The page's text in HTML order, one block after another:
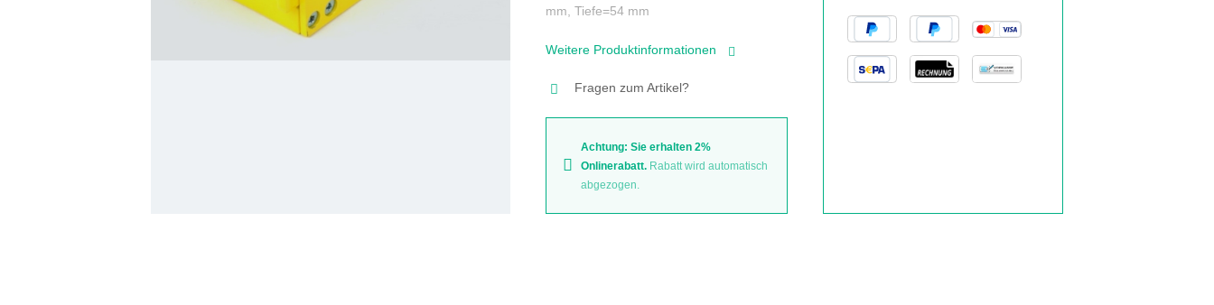
mm, Tiefe=54 mm
Weitere Produktinformationen
Fragen zum Artikel?
Achtung: Sie erhalten 2%
Onlinerabatt. Rabatt wird automatisch
abgezogen.